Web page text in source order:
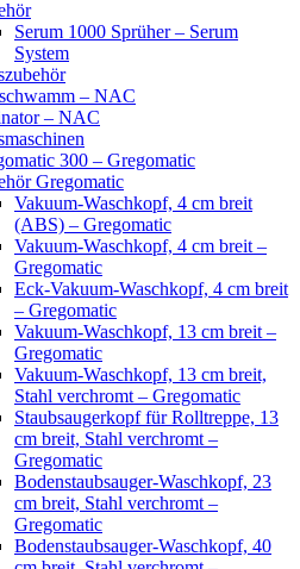
Serum 1000 Sprüher – Serum
System
– NAC
– NAC
300 – Gregomatic
Gregomatic
Vakuum-Waschkopf, 4 cm breit
(ABS) – Gregomatic
Vakuum-Waschkopf, 4 cm breit –
Gregomatic
Eck-Vakuum-Waschkopf, 4 cm breit
– Gregomatic
Vakuum-Waschkopf, 13 cm breit –
Gregomatic
Vakuum-Waschkopf, 13 cm breit,
Stahl verchromt – Gregomatic
Staubsaugerkopf für Rolltreppe, 13
cm breit, Stahl verchromt –
Gregomatic
Bodenstaubsauger-Waschkopf, 23
cm breit, Stahl verchromt –
Gregomatic
Bodenstaubsauger-Waschkopf, 40